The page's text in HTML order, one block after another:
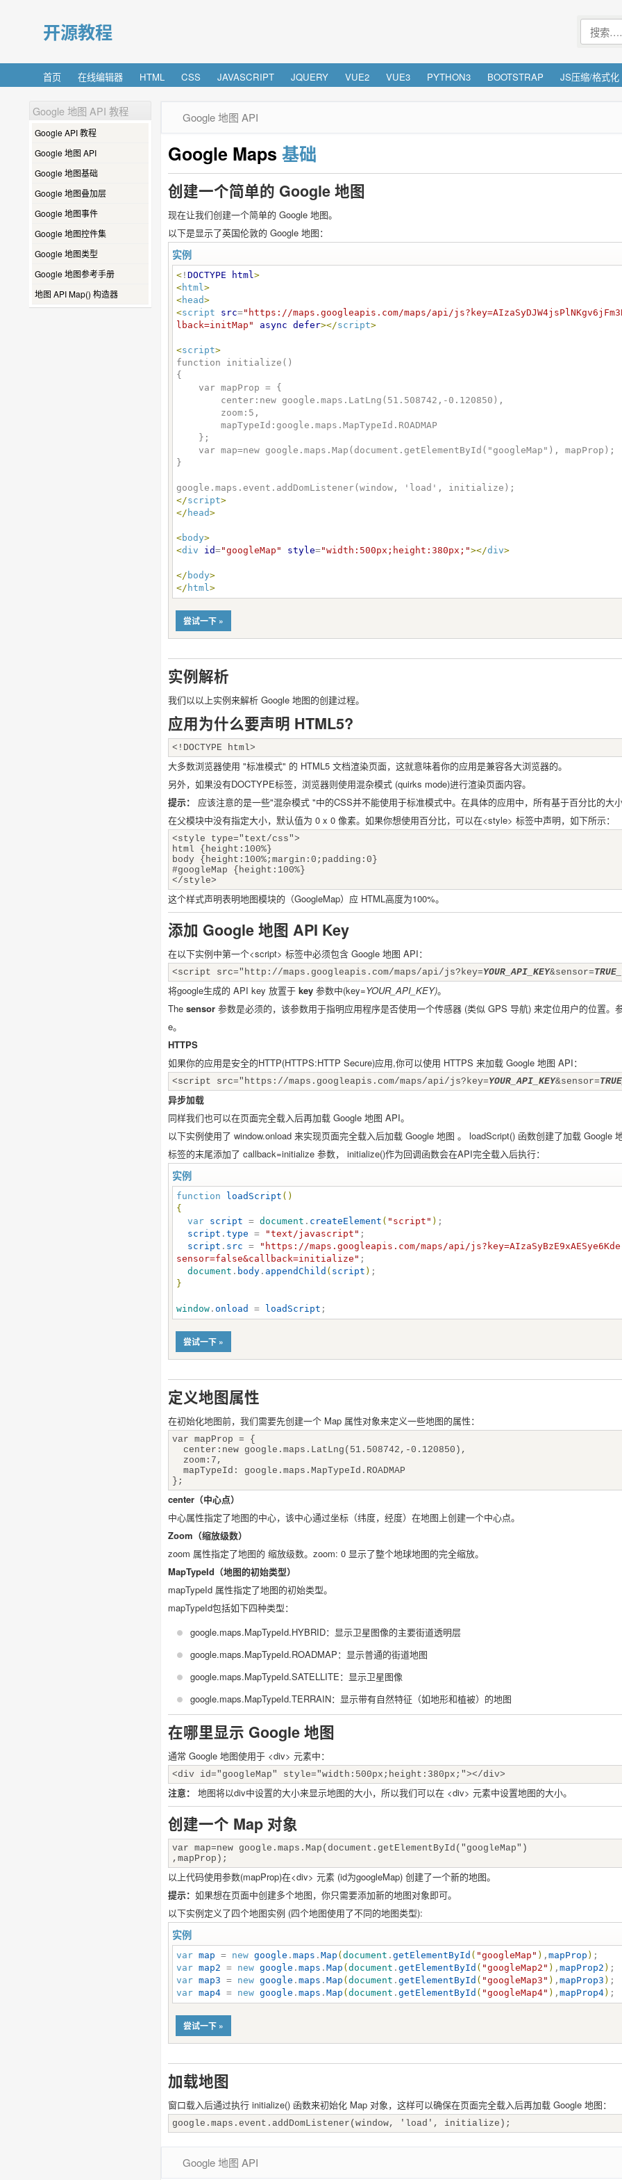
开源教程
首页 在线编辑器 HTML CSS JAVASCRIPT JQUERY VUE2 VUE3 PYTHON3 BOOTSTRAP JS压缩/格式化
Google 地图 API 教程
Google API 教程
Google 地图 API
Google 地图基础
Google 地图叠加层
Google 地图事件
Google 地图控件集
Google 地图类型
Google 地图参考手册
地图 API Map() 构造器
Google 地图 API
Google Maps 基础
创建一个简单的 Google 地图
现在让我们创建一个简单的 Google 地图。
以下是显示了英国伦敦的 Google 地图：
实例
<! DOCTYPE html>
<html>
<head>
<script src=" https://maps.googleapis.com/maps/api/
lback=initMap " async defer></script>
<script>
function initialize()
{
}
</script>
</ head>
<body>
<div id="googleMap " style="width:500px;height:380px; "></div>
</ body>
</ html>
尝试一下 »
实例解析
我们以以上实例来解析 Google 地图的创建过程。
应用为什么要声明 HTML5?
<!DOCTYPE html>
大多数浏览器使用 "标准模式" 的 HTML5 文档渲染页面，这就意味着你的应用是兼容各大浏览器的。
另外，如果没有DOCTYPE标签，浏览器则使用混杂模式 (quirks mode)进行渲染页面内容。
提示：
应该注意的是一些"混杂模式 "中的CSS并不能使用于标准模式中。在具体的应用中，所有基于百分比的大
在父模块中没有指定大小，默认值为 0 x 0 像素。如果你想使用百分比，可以在<style> 标签中声明，如下所示：
<style type="text/css">
html {height:100%}
body {height:100%;margin:0;padding:0}
#googleMap {height:100%}
</style>
这个样式声明表明地图模块的（GoogleMap）应 HTML高度为100%。
添加 Google 地图 API Key
在以下实例中第一个<script> 标签中必须包含 Google 地图 API：
<script src="http://maps.googleapis.com/maps/api/js?key=YOUR_API_KEY&sensor=
将google生成的 API key 放置于 key参数中(key=YOUR_API_KEY)。
The sensor参数是必须的，该参数用于指明应用程序是否使用一个传感器 (类似 GPS 导航) 来定位用户的位置。
e。
HTTPS
如果你的应用是安全的HTTP(HTTPS:HTTP Secure)应用,你可以使用 HTTPS 来加载 Google 地图 API：
<script src="https://maps.googleapis.com/maps/api/js?key=YOUR_API_KEY&sensor=
异步加载
同样我们也可以在页面完全载入后再加载 Google 地图 API。
以下实例使用了 window.onload 来实现页面完全载入后加载 Google 地图 。 loadScript() 函数创建了加载 Google
标签的末尾添加了 callback=initialize 参数， initialize()作为回调函数会在API完全载入后执行：
实例
function loadScript ( )
{
var
script = document . createElement ( " script " ) ;
script . type = "text/javascript " ;
script . src = " https://maps.googleapis.com/maps/api/js?key=AIzaSyBzE9xAESye6Kde-
sensor=false&callback=initialize " ;
document . body. appendChild ( script )
}
window. onload = loadScript ;
尝试一下 »
定义地图属性
在初始化地图前，我们需要先创建一个 Map 属性对象来定义一些地图的属性：
var mapProp = {
center:new google.maps.LatLng(51.508742,-0.120850),
zoom:7,
mapTypeId: google.maps.MapTypeId.ROADMAP
};
center（中心点）
中心属性指定了地图的中心，该中心通过坐标（纬度，经度）在地图上创建一个中心点。
Zoom（缩放级数）
zoom 属性指定了地图的 缩放级数。zoom: 0 显示了整个地球地图的完全缩放。
MapTypeId（地图的初始类型）
mapTypeId 属性指定了地图的初始类型。
mapTypeId包括如下四种类型：
google.maps.MapTypeId.HYBRID：显示卫星图像的主要街道透明层
google.maps.MapTypeId.ROADMAP：显示普通的街道地图
google.maps.MapTypeId.SATELLITE：显示卫星图像
google.maps.MapTypeId.TERRAIN：显示带有自然特征（如地形和植被）的地图
在哪里显示 Google 地图
通常 Google 地图使用于 <div> 元素中：
<div id="googleMap" style="width:500px;height:380px;"></div>
注意： 地图将以div中设置的大小来显示地图的大小，所以我们可以在 <div> 元素中设置地图的大小。
创建一个 Map 对象
var map=new google.maps.Map(document.getElementById("googleMap")
,mapProp);
以上代码使用参数(mapProp)在<div> 元素 (id为googleMap) 创建了一个新的地图。
提示： 如果想在页面中创建多个地图，你只需要添加新的地图对象即可。
以下实例定义了四个地图实例 (四个地图使用了不同的地图类型):
实例
var map = new google . maps . Map ( document . getElementById ( "googleMap " ) , mapProp )
var map2 = new google . maps . Map ( document . getElementById ( "googleMap2 " ) , mapProp2 )
var map3 = new google . maps . Map ( document . getElementById ( "googleMap3 " ) , mapProp3 )
var map4 = new google . maps . Map ( document . getElementById ( "googleMap4" ) , mapProp4) ;
尝试一下 »
加载地图
窗口载入后通过执行 initialize() 函数来初始化 Map 对象，这样可以确保在页面完全载入后再加载 Google 地图：
google.maps.event.addDomListener(window, 'load', initialize);
Google 地图 API